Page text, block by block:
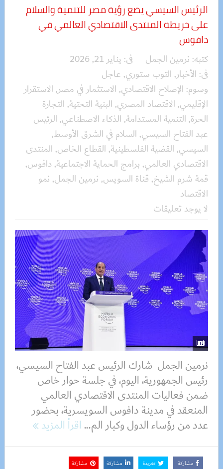
الرئيس السيسي يضع رؤية مصر للتنمية والسلام
على خريطة المنتدى الاقتصادي العالمي في
دافوس
كتبه: نرمين الجمل فى: يناير 21, 2026
فى: الأخبار, التوب ستوري, عاجل
وسوم: الإصلاح الاقتصادي, الاستثمار في مصر, الاستقرار
الإقليمي, الاقتصاد المصري, البنية التحتية, التجارة
الحرة, التنمية المستدامة, الذكاء الاصطناعي, الرئيس
عبد الفتاح السيسي, السلام في الشرق الأوسط,
السيسي, القضية الفلسطينية, القطاع الخاص, المنتدى
الاقتصادي العالمي, برامج الحماية الاجتماعية, دافوس,
قمة شرم الشيخ, قناة السويس, نرمين الجمل, نمو
الاقتصاد
لا يوجد تعليقات
نرمين الجمل شارك الرئيس عبد الفتاح السيسي،
رئيس الجمهورية، اليوم، في جلسة حوار خاص
ضمن فعاليات المنتدى الاقتصادي العالمي
المنعقد في مدينة دافوس السويسرية، بحضور
عدد من رؤساء الدول وكبار الم...اقرأ المزيد
مشاركة تغريدة مشاركة مشاركة